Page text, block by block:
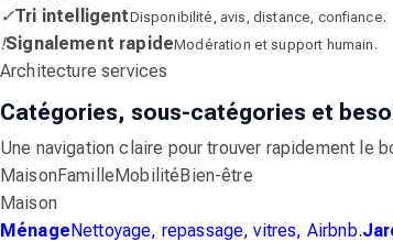
✓Tri intelligentDisponibilité, avis, distance, confiance.
!Signalement rapideModération et support humain.
Architecture services
Catégories, sous-catégories et
Une navigation claire pour trouver rapidement le
MaisonFamilleMobilitéBien-être
Maison
MénageNettoyage, repassage, vitres, Airbnb.